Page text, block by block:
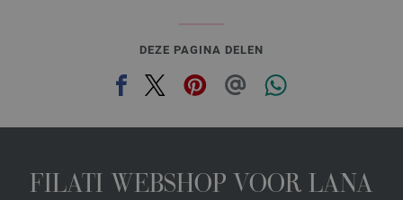
DEZE PAGINA DELEN
FILATI WEBSHOP VOOR LANA